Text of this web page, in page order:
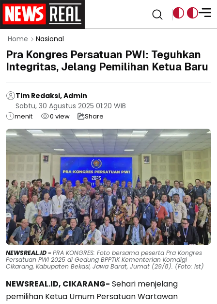
Home Nasional
Pra Kongres Persatuan PWI: Teguhkan
Integritas, Jelang Pemilihan Ketua Baru
Tim Redaksi, Admin
Sabtu, 30 Agustus 2025 01:20 WIB
menit 0 view Share
NEWSREAL.ID -PRA KONGRES: Foto bersama peserta Pra Kongres
Persatuan PWI 2025 di Gedung BPPTIK Kementerian Komdigi
Cikarang, Kabupaten Bekasi, Jawa Barat, Jumat (29/8). (Foto: Ist)
NEWSREAL.ID, CIKARANG- Sehari menjelang
pemilihan Ketua Umum Persatuan Wartawan